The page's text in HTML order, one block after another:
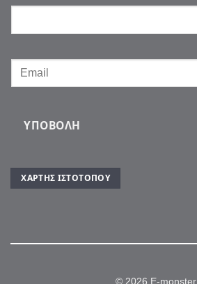
ΥΠΟΒΟΛΉ
ΧΆΡΤΗΣ ΙΣΤΌΤΟΠΟΥ
© 2026 E-monster